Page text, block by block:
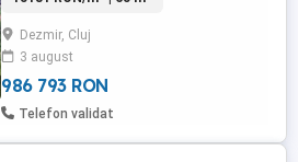
și de mari dimensiuni, care asigură un flux
generos de lumină naturală. Constructia
principala este ...
Dezmir, Cluj
3 august
986 793 RON
Telefon validat